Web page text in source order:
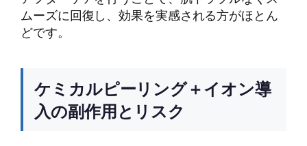
ムーズに回復し、効果を実感される方がほとん
どです。
ケミカルピーリング＋イオン導
入の副作用とリスク